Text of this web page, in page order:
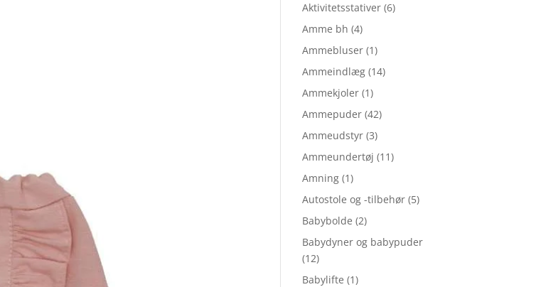
Aktivitetsstativer (6)
Amme bh (4)
Ammebluser (1)
Ammeindlæg (14)
Ammekjoler (1)
Ammepuder (42)
Ammeudstyr (3)
Ammeundertøj (11)
Amning (1)
Autostole og -tilbehør (5)
Babybolde (2)
Babydyner og babypuder
(12)
Babylifte (1)